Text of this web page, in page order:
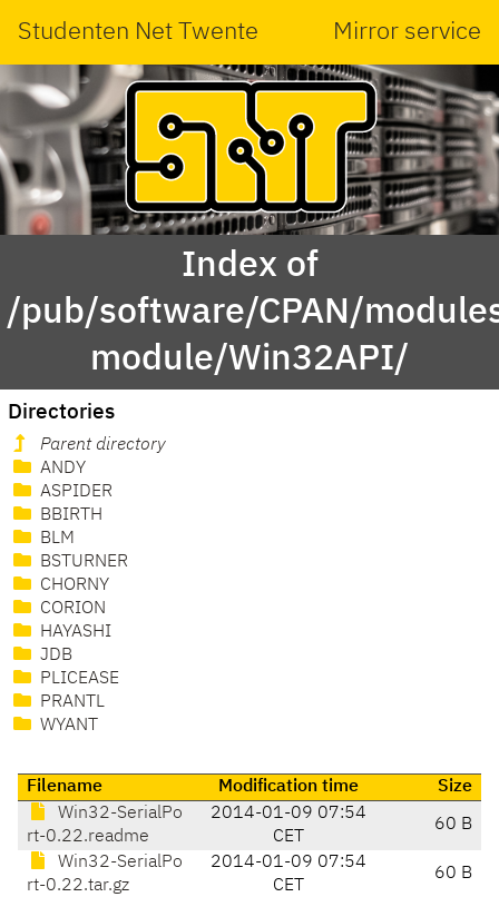
Studenten Net Twente Mirror service
Index of
/pub/software/CPAN/
module/Win32API/
Directories
Parent directory
ANDY
ASPIDER
BBIRTH
BLM
BSTURNER
CHORNY
CORION
HAYASHI
JDB
PLICEASE
PRANTL
WYANT
Filename Modification time
Size
Win32-SerialPo
rt-0.22.readme
2014-01-09 07:54
CET
60 B
Win32-SerialPo
rt-0.22.tar.gz
2014-01-09 07:54
CET
60 B